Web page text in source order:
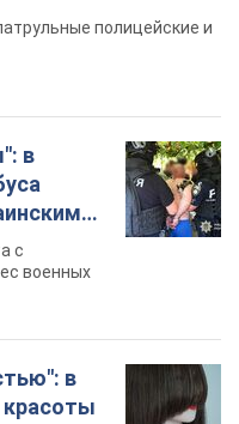
полицейские и
в
с
военных
в
красоты